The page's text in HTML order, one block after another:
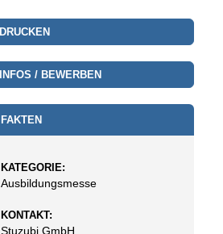
DRUCKEN
INFOS / BEWERBEN
FAKTEN
KATEGORIE:
Ausbildungsmesse
KONTAKT:
Stuzubi GmbH